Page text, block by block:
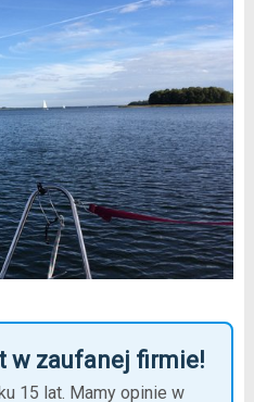
w zaufanej firmie!
15 lat. Mamy opinie w